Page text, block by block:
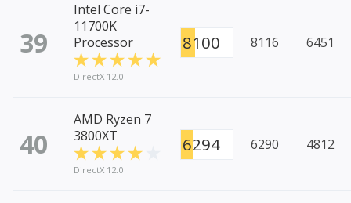
39
Intel Core i7-
11700K
Processor
DirectX 12.0
8100 8116 6451
40
AMD Ryzen 7
3800XT
DirectX 12.0
6294 6290 4812